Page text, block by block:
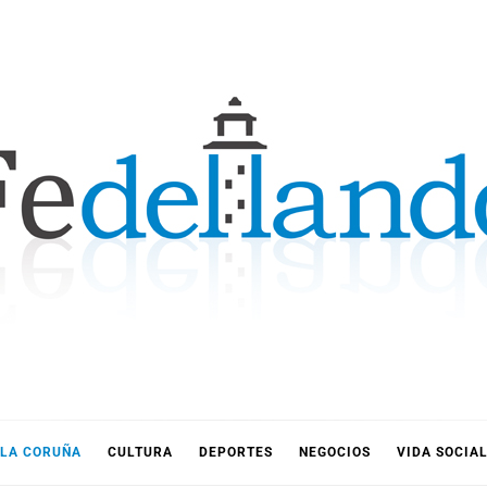
LA CORUÑA CULTURA DEPORTES NEGOCIOS VIDA SOCIAL